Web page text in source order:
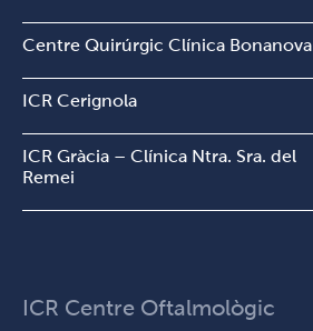
Centre Quirúrgic Clínica Bonanova
ICR Cerignola
ICR Gràcia – Clínica Ntra. Sra. del
Remei
ICR Centre Oftalmològic